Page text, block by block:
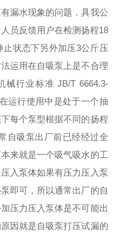
漏水现象的问题，具我公
员反馈用户在检测扬程18
状态下另外加压3公斤压
运用在自吸泵上是不合理
械行业标准 JB/T 6664.3-
运行使用中是处于一个抽
每个泵型根据不同的扬程
自吸泵出厂前已经经过全
来就是一个吸气吸水的工
入泵体如果有压力压入泵
即可，所以通常出厂的自
压力压入泵体是不可能出
因就是自吸泵打压试漏的